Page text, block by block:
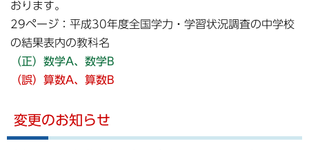
おります。
29ページ：平成30年度全国学力・学習状況調査の中学校
の結果表内の教科名
（正）数学A、数学B
（誤）算数A、算数B
変更のお知らせ